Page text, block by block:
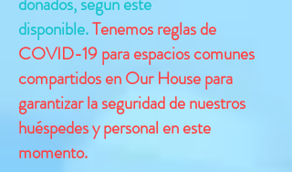
disponible.Tenemos reglas de
COVID-19 para espacios comunes
compartidos en Our House para
garantizar la seguridad de nuestros
huéspedes y personal en este
momento.